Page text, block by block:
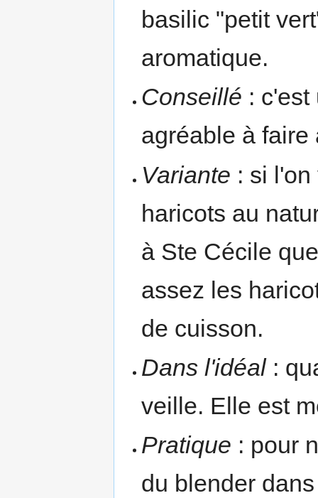
basilic "petit
aromatique.
Conseillé :
agréable à faire
Variante : si
haricots au
à Ste Cécile
assez les
de cuisson.
Dans l'idéal:
veille. Elle est
Pratique : pour
du blender